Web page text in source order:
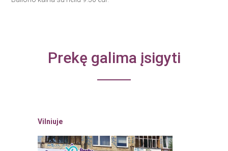
Prekę galima įsigyti
Vilniuje